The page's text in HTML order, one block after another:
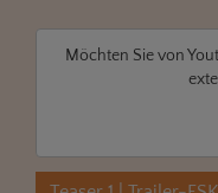
Möchten Sie von